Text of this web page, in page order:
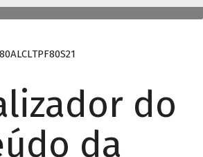
do
da